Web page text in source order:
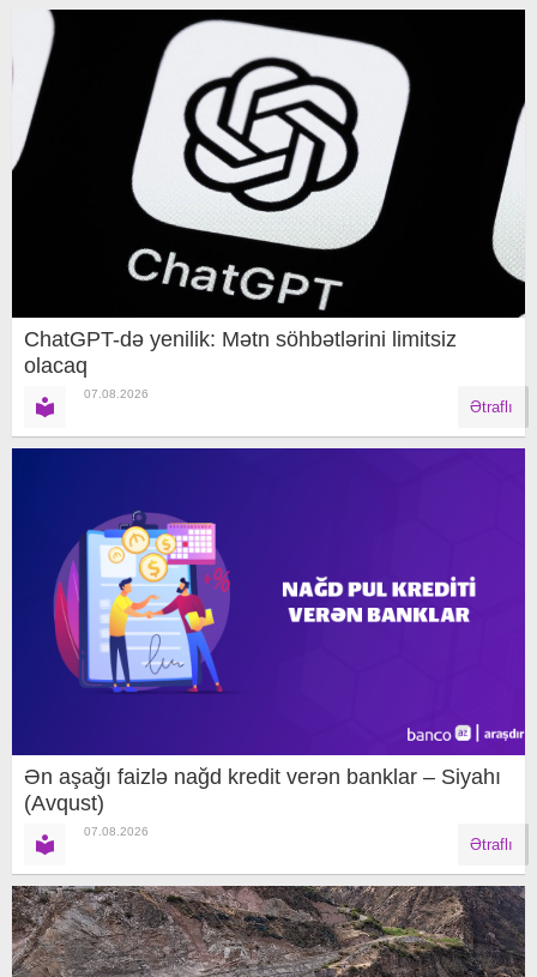
ChatGPT-də yenilik: Mətn söhbətlərini limitsiz
olacaq
07.08.2026
Ətraflı
Ən aşağı faizlə nağd kredit verən banklar – Siyahı
(Avqust)
07.08.2026
Ətraflı